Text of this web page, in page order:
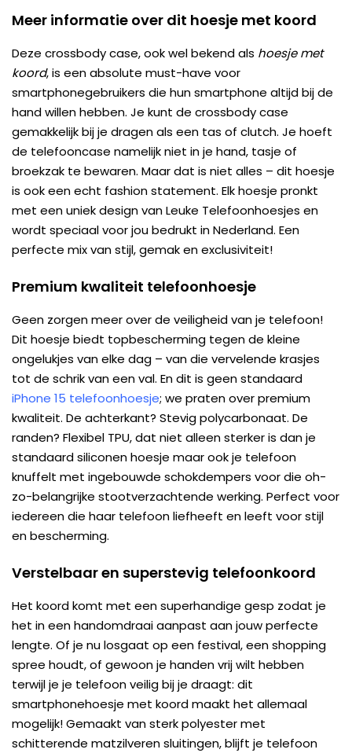
Meer informatie over dit hoesje met koord
Deze crossbody case, ook wel bekend als hoesje met
koord, is een absolute must-have voor
smartphonegebruikers die hun smartphone altijd bij de
hand willen hebben. Je kunt de crossbody case
gemakkelijk bij je dragen als een tas of clutch. Je hoeft
de telefooncase namelijk niet in je hand, tasje of
broekzak te bewaren. Maar dat is niet alles – dit hoesje
is ook een echt fashion statement. Elk hoesje pronkt
met een uniek design van Leuke Telefoonhoesjes en
wordt speciaal voor jou bedrukt in Nederland. Een
perfecte mix van stijl, gemak en exclusiviteit!
Premium kwaliteit telefoonhoesje
Geen zorgen meer over de veiligheid van je telefoon!
Dit hoesje biedt topbescherming tegen de kleine
ongelukjes van elke dag – van die vervelende krasjes
tot de schrik van een val. En dit is geen standaard
iPhone 15 telefoonhoesje; we praten over premium
kwaliteit. De achterkant? Stevig polycarbonaat. De
randen? Flexibel TPU, dat niet alleen sterker is dan je
standaard siliconen hoesje maar ook je telefoon
knuffelt met ingebouwde schokdempers voor die oh-
zo-belangrijke stootverzachtende werking. Perfect voor
iedereen die haar telefoon liefheeft en leeft voor stijl
en bescherming.
Verstelbaar en superstevig telefoonkoord
Het koord komt met een superhandige gesp zodat je
het in een handomdraai aanpast aan jouw perfecte
lengte. Of je nu losgaat op een festival, een shopping
spree houdt, of gewoon je handen vrij wilt hebben
terwijl je je telefoon veilig bij je draagt: dit
smartphonehoesje met koord maakt het allemaal
mogelijk! Gemaakt van sterk polyester met
schitterende matzilveren sluitingen, blijft je telefoon